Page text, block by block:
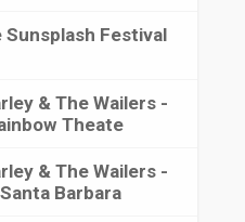
Sunsplash Festival
& The Wailers -
Theate
& The Wailers -
Barbara